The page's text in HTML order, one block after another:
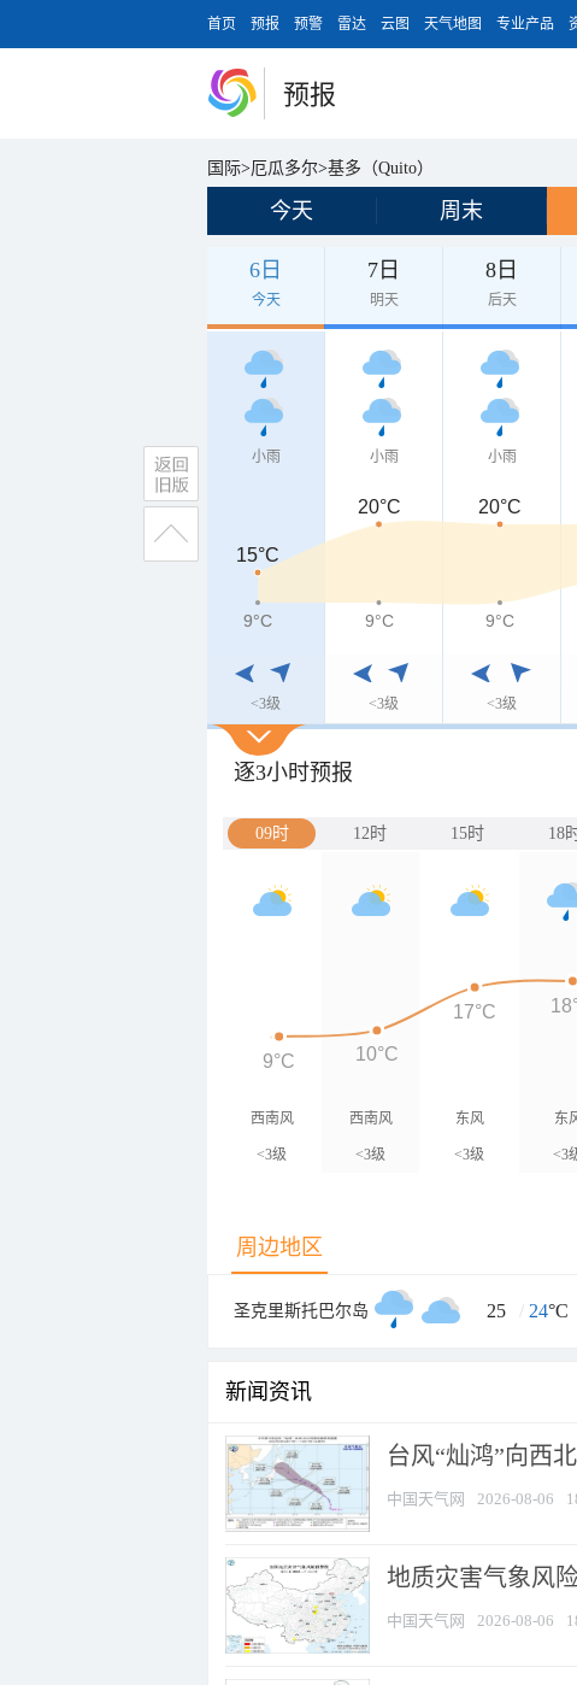
首页 预报 预警 雷达 云图 天气地图 专业产品
预报
国际>厄瓜多尔>基多（Quito）
今天 周末
6日
今天
7日
明天
8日
后天
小雨
<3级
小雨
<3级
小雨
<3级
15°C
15°C
20°C 20°C
9°C
9°C 9°C 9°C
逐3小时预报
09时 12时 15时 18
西南风
<3级
西南风
<3级
东风
<3级
东
<3
9°C 10°C
17°C
周边地区
圣克里斯托巴尔岛 25 / 24°C
新闻资讯
台风“灿鸿”向西
中国天气网 2026-08-06
地质灾害气象风
中国天气网 2026-08-06